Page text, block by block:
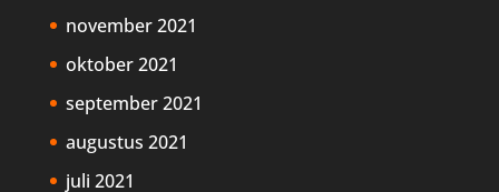
november 2021
oktober 2021
september 2021
augustus 2021
juli 2021